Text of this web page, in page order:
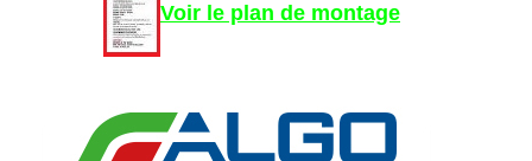
Voir le plan de montage